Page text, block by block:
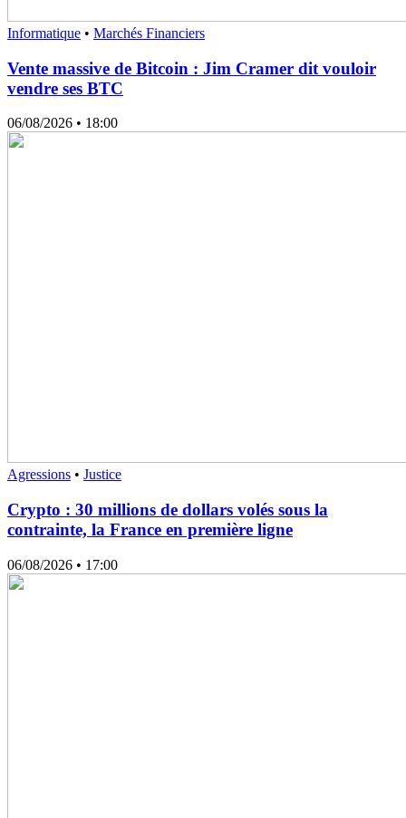
Informatique • Marchés Financiers
Vente massive de Bitcoin : Jim Cramer dit vouloir
vendre ses BTC
06/08/2026 • 18:00
Agressions • Justice
Crypto : 30 millions de dollars volés sous la
contrainte, la France en première ligne
06/08/2026 • 17:00